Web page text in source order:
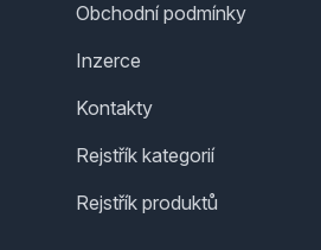
Obchodní podmínky
Inzerce
Kontakty
Rejstřík kategorií
Rejstřík produktů